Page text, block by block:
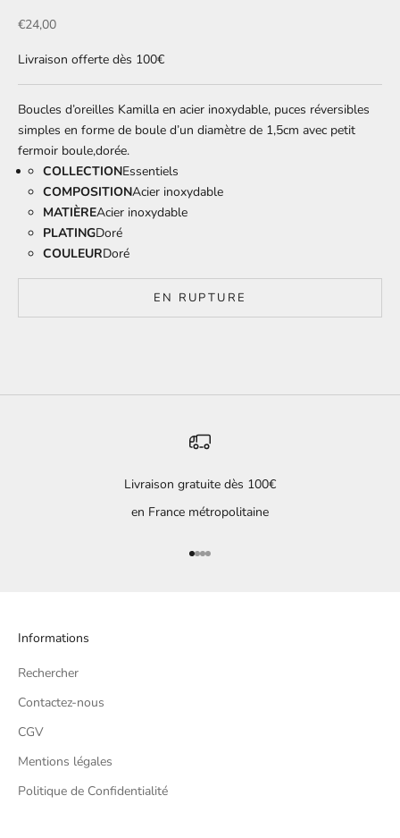
Prix de vente
€24,00
Livraison offerte dès 100€
Boucles d’oreilles Kamilla en acier inoxydable, puces réversibles
simples en forme de boule d’un diamètre de 1,5cm avec petit
fermoir boule,dorée.
COLLECTIONEssentiels
COMPOSITIONAcier inoxydable
MATIÈREAcier inoxydable
PLATINGDoré
COULEURDoré
EN RUPTURE
Livraison gratuite dès 100€
en France métropolitaine
Aller à l'élément 1
Aller à l'élément 2
Aller à l'élément 3
Aller à l'élément 4
Informations
Rechercher
Contactez-nous
CGV
Mentions légales
Politique de Confidentialité